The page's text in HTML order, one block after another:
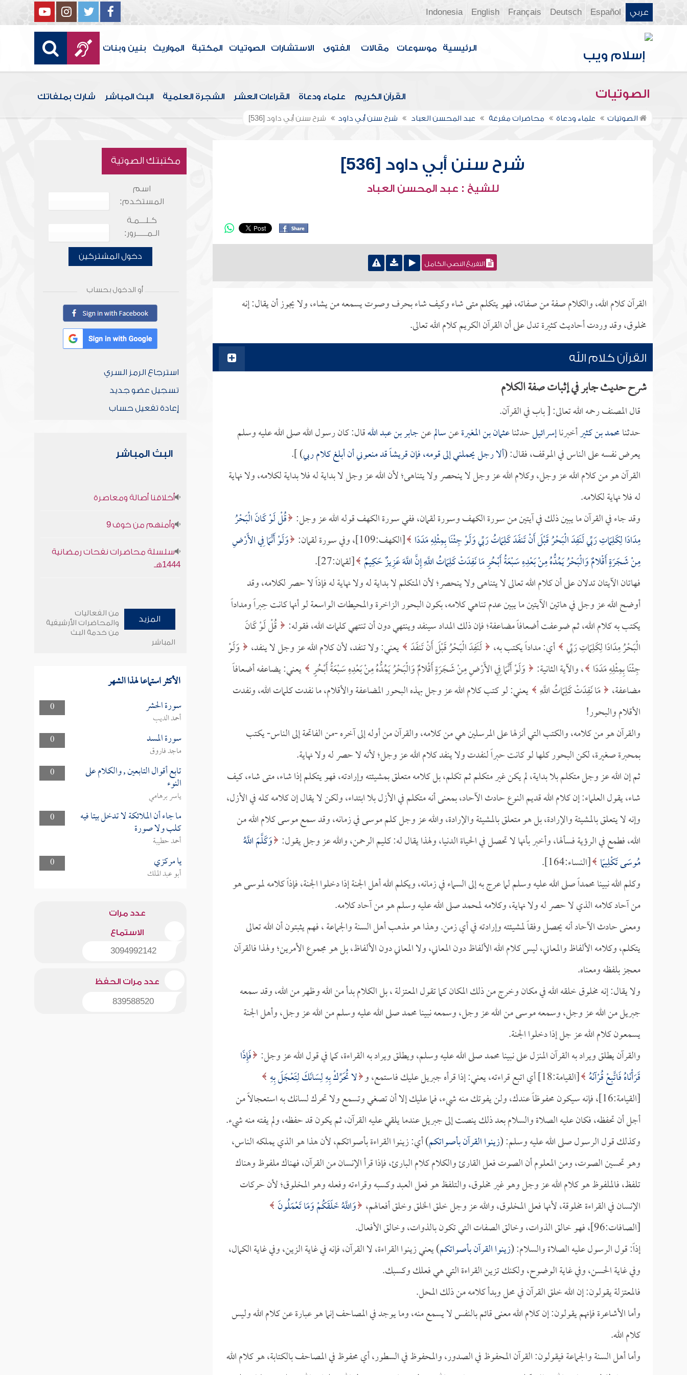
عربي Español
Deutsch
Français
English
Indonesia
الرئيسية موسوعات مقالات الفتوى الاستشارات الصوتيات المكتبة المواريث بنين وبنات
الصوتيات القرآن الكريم علماء ودعاة القراءات العشر الشجرة العلمية البث المباشر شارك بملفاتك
الصوتيات علماء ودعاة محاضرات مفرغة عبد المحسن العباد شرح سنن أبي داود شرح سنن أبي داود [536]
شرح سنن أبي داود [536]
للشيخ : عبد المحسن العباد
التفريغ النصي الكامل
القرآن كلام الله، والكلام صفة من صفاته، فهو يتكلم متى شاء وكيف شاء بحرف وصوت يسمعه من يشاء، ولا يجوز أن يقال: إنه
مخلوق، وقد وردت أحاديث كثيرة تدل على أن القرآن الكريم كلام الله تعالى.
القرآن كلام الله
شرح حديث جابر في إثبات صفة الكلام
قال المصنف رحمه الله تعالى: [ باب في القرآن.
حدثنامحمد بن كثيرأخبرناإسرائيلحدثناعثمان بن المغيرةعنسالمعنجابر بن عبد اللهقال: كان رسول الله صلى الله عليه وسلم
يعرض نفسه على الناس في الموقف، فقال: (ألا رجل يحملني إلى قومه، فإن قريشاً قد منعوني أن أبلغ كلام ربي) ].
القرآن هو من كلام الله عز وجل، وكلام الله عز وجل لا ينحصر ولا يتناهى؛ لأن الله عز وجل لا بداية له فلا بداية لكلامه، ولا نهاية
له فلا نهاية لكلامه.
وقد جاء في القرآن ما يبين ذلك في آيتين من سورة الكهف وسورة لقمان، ففي سورة الكهف قوله الله عز وجل: قُلْ لَوْ كَانَ الْبَحْرُ
مِدَادًا لِكَلِمَاتِ رَبِّي لَنَفِدَ الْبَحْرُ قَبْلَ أَنْ تَنفَدَ كَلِمَاتُ رَبِّي وَلَوْ جِئْنَا بِمِثْلِهِ مَدَدًا [الكهف:109]، وفي سورة لقمان:
وَلَوْ أَنَّمَا فِي الأَرْضِ
مِنْ شَجَرَةٍ أَقْلامٌ وَالْبَحْرُ يَمُدُّهُ مِنْ بَعْدِهِ سَبْعَةُ أَبْحُرٍ مَا نَفِدَتْ كَلِمَاتُ اللَّهِ إِنَّ اللَّهَ عَزِيزٌ حَكِيمٌ [لقمان:27].
فهاتان الآيتان تدلان على أن كلام الله تعالى لا يتناهى ولا ينحصر؛ لأن المتكلم لا بداية له ولا نهاية له فإذاً لا حصر لكلامه، وقد
أوضح الله عز وجل في هاتين الآيتين ما يبين عدم تناهي كلامه، بكون البحور الزاخرة والمحيطات الواسعة لو أنها كانت حِبراً ومداداً
يكتب به كلام الله، ثم ضوعفت أضعافاً مضاعفة؛ فإن ذلك المداد سينفد وينتهي دون أن تنتهي كلمات الله، فقوله:
قُلْ لَوْ كَانَ
الْبَحْرُ مِدَادًا لِكَلِمَاتِ رَبِّي أي: مداداً يكتب به، لَنَفِدَ الْبَحْرُ قَبْلَ أَنْ تَنفَدَ يعني: ولا تنفد، لأن كلام الله عز وجل لا ينفد،
وَلَوْ
جِئْنَا بِمِثْلِهِ مَدَدًا ، والآية الثانية: وَلَوْ أَنَّمَا فِي الأَرْضِ مِنْ شَجَرَةٍ أَقْلامٌ وَالْبَحْرُ يَمُدُّهُ مِنْ بَعْدِهِ سَبْعَةُ أَبْحُرٍ يعني: يضاعفه أضعافاً
مضاعفة، مَا نَفِدَتْ كَلِمَاتُ اللَّهِ يعني: لو كتب كلام الله عز وجل بهذه البحور المضاعفة والأقلام، ما نفدت كلمات الله، ونفدت
الأقلام والبحور!
والقرآن هو من كلامه، والكتب التي أنزلها على المرسلين هي من كلامه، والقرآن من أوله إلى آخره -من الفاتحة إلى الناس- يكتب
بمحبرة صغيرة، لكن البحور كلها لو كانت حبراً لنفدت ولا ينفد كلام الله عز وجل؛ لأنه لا حصر له ولا نهاية.
ثم إن الله عز وجل متكلم بلا بداية، لم يكن غير متكلم ثم تكلم، بل كلامه متعلق بمشيئته وإرادته، فهو يتكلم إذا شاء، متى شاء، كيف
شاء، يقول العلماء: إن كلام الله قديم النوع حادث الآحاد، بمعنى أنه متكلم في الأزل بلا ابتداء، ولكن لا يقال إن كلامه كله في الأزل،
وإنه لا يتعلق بالمشيئة والإرادة، بل هو متعلق بالمشيئة والإرادة، والله عز وجل كلم موسى في زمانه، وقد سمع موسى كلام الله من
الله، فطمع في الرؤية فسألها، وأخبر بأنها لا تحصل في الحياة الدنيا، ولهذا يقال له: كليم الرحمن، والله عز وجل يقول: وَكَلَّمَ اللَّهُ
مُوسَى تَكْلِيمًا [النساء:164].
وكلم الله نبينا محمداً صلى الله عليه وسلم لما عرج به إلى السماء في زمانه، ويكلم الله أهل الجنة إذا دخلوا الجنة، فإذاً كلامه لموسى هو
من آحاد كلامه الذي لا حصر له ولا نهاية، وكلامه لمحمد صلى الله عليه وسلم هو من آحاد كلامه.
ومعنى حادث الآحاد أنه يحصل وفقاً لمشيئته وإرادته في أي زمن. وهذا هو مذهب أهل السنة والجماعة ، فهم يثبتون أن الله تعالى
يتكلم، وكلامه الألفاظ والمعاني، ليس كلام الله الألفاظ دون المعاني، ولا المعاني دون الألفاظ، بل هو مجموع الأمرين؛ ولهذا فالقرآن
معجز بلفظه ومعناه.
ولا يقال: إنه مخلوق خلقه الله في مكان وخرج من ذلك المكان كما تقول المعتزلة ، بل الكلام بدأ من الله وظهر من الله، وقد سمعه
جبريل من الله عز وجل، وسمعه موسى من الله عز وجل، وسمعه نبينا محمد صلى الله عليه وسلم من الله عز وجل، وأهل الجنة
يسمعون كلام الله عز جل إذا دخلوا الجنة.
والقرآن يطلق ويراد به القرآن المنزل على نبينا محمد صلى الله عليه وسلم، ويطلق ويراد به القراءة، كما في قول الله عز وجل: فَإِذَا
قَرَأْنَاهُ فَاتَّبِعْ قُرْآنَهُ [القيامة:18] أي اتبع قراءته، يعني: إذا قرأه جبريل عليك فاستمع، و
لا تُحَرِّكْ بِهِ لِسَانَكَ لِتَعْجَلَ بِهِ
[القيامة:16]، فإنه سيكون محفوظاً عندك، ولن يفوتك منه شيء، فما عليك إلا أن تصغي وتسمع ولا تحرك لسانك به استعجالاً من
أجل أن تحفظه، فكان عليه الصلاة والسلام بعد ذلك ينصت إلى جبريل عندما يلقي عليه القرآن، ثم يكون قد حفظه، ولم يفته منه شيء.
وكذلك قول الرسول صلى الله عليه وسلم: (زينوا القرآن بأصواتكم) أي: زينوا القراءة بأصواتكم، لأن هذا هو الذي يملكه الناس،
وهو تحسين الصوت، ومن المعلوم أن الصوت فعل القارئ والكلام كلام البارئ، فإذا قرأ الإنسان من القرآن، فهناك ملفوظ وهناك
تلفظ، فالملفوظ هو كلام الله عز وجل وهو غير مخلوق، والتلفظ هو فعل العبد وكسبه وقراءته وفعله وهو المخلوق؛ لأن حركات
الإنسان في القراءة مخلوقة، لأنها فعل المخلوق، والله عز وجل خلق الخلق وخلق أفعالهم، وَاللَّهُ خَلَقَكُمْ وَمَا تَعْمَلُونَ
[الصافات:96]، فهو خالق الذوات، وخالق الصفات التي تكون بالذوات، وخالق الأفعال.
إذاً: قول الرسول عليه الصلاة والسلام: (زينوا القرآن بأصواتكم) يعني زينوا القراءة، لا القرآن، فإنه في غاية الزين، وفي غاية الكمال،
وفي غاية الحسن، وفي غاية الوضوح، ولكنك تزين القراءة التي هي فعلك وكسبك.
فالمعتزلة يقولون: إن الله خلق القرآن في محل وبدأ كلامه من ذلك المحل.
وأما الأشاعرة فإنهم يقولون: إن كلام الله معنى قائم بالنفس لا يسمع منه، وما يوجد في المصاحف إنما هو عبارة عن كلام الله وليس
كلام الله.
وأما أهل السنة والجماعة فيقولون: القرآن المحفوظ في الصدور، والمحفوظ في السطور، أي محفوظ في المصاحف بالكتابة، هو كلام الله
مكتبتك الصوتية
اسم
المستخدم:
كـلـــمـة
الـمـــــرور:
دخول المشتركين
أو الدخول بحساب
استرجاع الرمز السري
تسجيل عضو جديد
إعادة تفعيل حساب
البث المباشر
أخلاقنا أصالة ومعاصرة
وأمنهم من خوف 9
سلسلة محاضرات نفحات رمضانية
1444هـ
المزيد
من الفعاليات
والمحاضرات الأرشيفية
من خدمة البث
المباشر
الأكثر استماعا لهذا الشهر
0 سورة الحشر
أحمد الديب
0
سورة المسد
ماجد فاروق
0
تابع أقوال التابعين , والكلام على
النوء
ياسر برهامي
0
ما جاء أن الملائكة لا تدخل بيتا فيه
كلب ولا صورة
أحمد حطيبة
0
يا مركزي
أبو عبد الملك
عدد مرات
الاستماع
3094992142
عدد مرات الحفظ
839588520